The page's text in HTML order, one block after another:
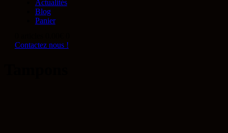
Actualités
Blog
Panier
Contactez nous !